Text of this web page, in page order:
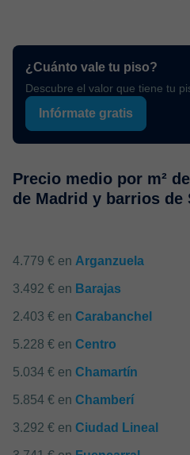
¿Cuánto vale tu piso?
Descubre el valor que tiene tu
Infórmate gratis
Precio medio por m²
de Madrid y barrios de
4.779 € en Arganzuela
3.492 € en Barajas
2.403 € en Carabanchel
5.228 € en Centro
5.034 € en Chamartín
5.854 € en Chamberí
3.292 € en Ciudad Lineal